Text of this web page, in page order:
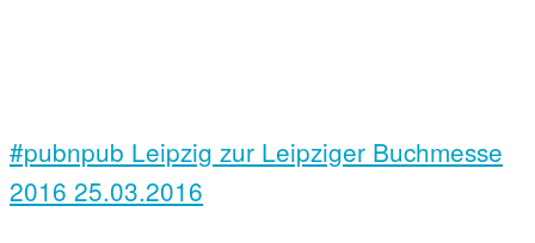
#pubnpub Leipzig zur Leipziger Buchmesse
2016 25.03.2016